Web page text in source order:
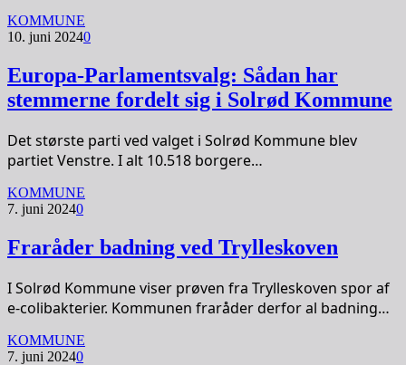
KOMMUNE
10. juni 20240
Europa-Parlamentsvalg: Sådan har
stemmerne fordelt sig i Solrød Kommune
Det største parti ved valget i Solrød Kommune blev
partiet Venstre. I alt 10.518 borgere…
KOMMUNE
7. juni 20240
Fraråder badning ved Trylleskoven
I Solrød Kommune viser prøven fra Trylleskoven spor af
e-colibakterier. Kommunen fraråder derfor al badning…
KOMMUNE
7. juni 20240